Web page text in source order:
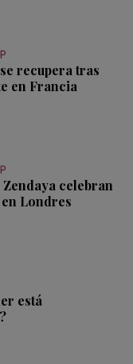
recupera tras
en Francia
celebran
Londres
está